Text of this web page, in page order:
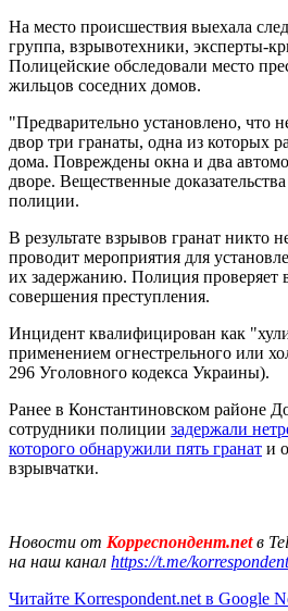
На место происшествия выехала
группа, взрывотехники, эксперты-
Полицейские обследовали место
жильцов соседних домов.
"Предварительно установлено, что
двор три гранаты, одна из которых
дома. Повреждены окна и два
дворе. Вещественные
полиции.
В результате взрывов гранат никто
проводит мероприятия для
их задержанию. Полиция проверяет
совершения преступления.
Инцидент квалифицирован как
применением огнестрельного или
296 Уголовного кодекса Украины).
Ранее в Константиновском районе
сотрудники полиции задержали
которого обнаружили пять гранат и
взрывчатки.
Новости от Корреспондент.netв
на наш канал https://t.me/
Читайте Korrespondent.net в Google